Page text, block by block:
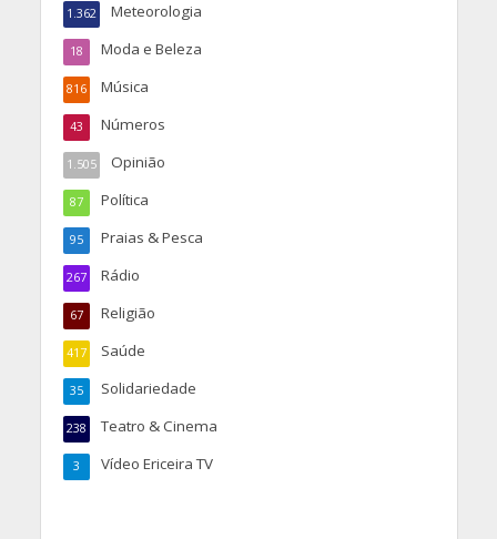
Meteorologia
1.362
Moda e Beleza
18
Música
816
Números
43
Opinião
1.505
Política
87
Praias & Pesca
95
Rádio
267
Religião
67
Saúde
417
Solidariedade
35
Teatro & Cinema
238
Vídeo Ericeira TV
3